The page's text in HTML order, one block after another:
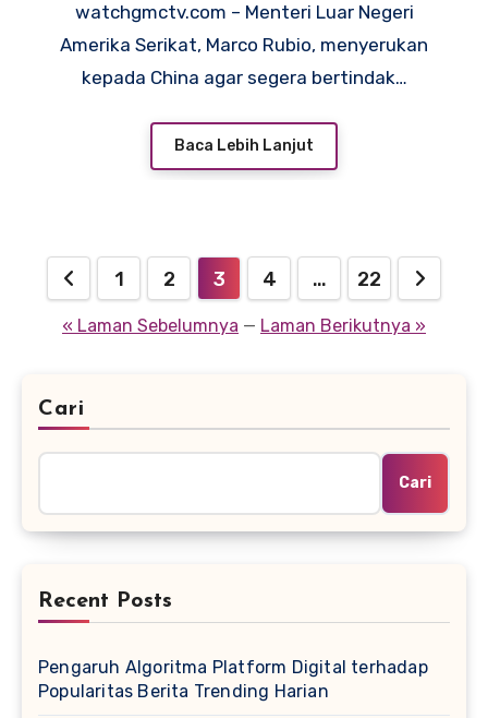
watchgmctv.com – Menteri Luar Negeri
Amerika Serikat, Marco Rubio, menyerukan
kepada China agar segera bertindak…
Baca Lebih Lanjut
Paginasi
pos
1 2 3 4 … 22
« Laman Sebelumnya — Laman Berikutnya »
Cari
Cari
Recent Posts
Pengaruh Algoritma Platform Digital terhadap
Popularitas Berita Trending Harian